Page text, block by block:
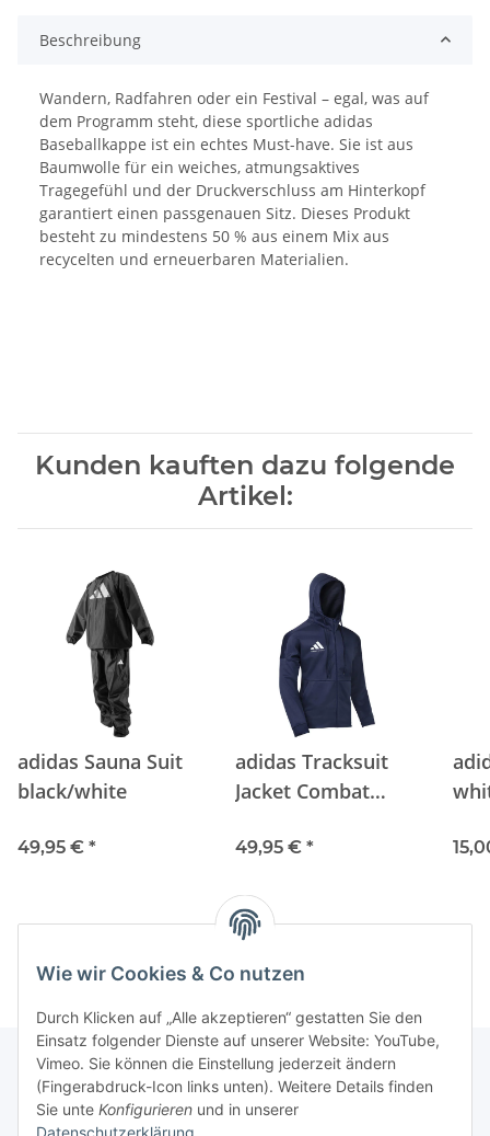
Beschreibung
Wandern, Radfahren oder ein Festival – egal, was auf
dem Programm steht, diese sportliche adidas
Baseballkappe ist ein echtes Must-have. Sie ist aus
Baumwolle für ein weiches, atmungsaktives
Tragegefühl und der Druckverschluss am Hinterkopf
garantiert einen passgenauen Sitz. Dieses Produkt
besteht zu mindestens 50 % aus einem Mix aus
recycelten und erneuerbaren Materialien.
Kunden kauften dazu folgende
Artikel:
adidas Sauna Suit
black/white
49,95 € *
adidas Tracksuit
Jacket Combat
49,95 € *
Unterstützung und Beratung unter:
Wie wir Cookies & Co nutzen
Durch Klicken auf „Alle akzeptieren“ gestatten Sie den
Einsatz folgender Dienste auf unserer Website: YouTube,
Vimeo. Sie können die Einstellung jederzeit ändern
(Fingerabdruck-Icon links unten). Weitere Details finden
Sie unte Konfigurieren und in unserer